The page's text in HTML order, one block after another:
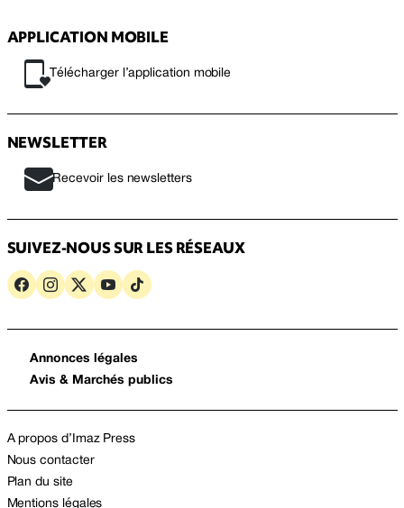
APPLICATION MOBILE
Télécharger l’application mobile
NEWSLETTER
Recevoir les newsletters
SUIVEZ-NOUS SUR LES RÉSEAUX
Annonces légales
Avis & Marchés publics
A propos d’Imaz Press
Nous contacter
Plan du site
Mentions légales